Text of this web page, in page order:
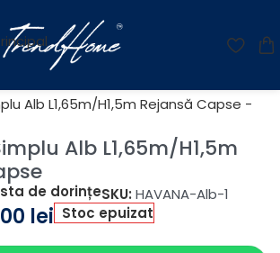
a mări
Alb L1,65m/H1,5m
de dorințeSKU: HAVANA-Alb-1
lei Stoc epuizat